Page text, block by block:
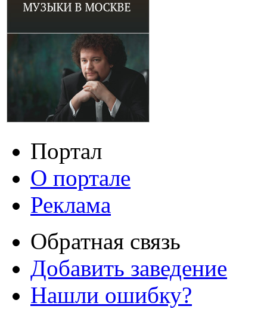
Портал
О портале
Реклама
Обратная связь
Добавить заведение
Нашли ошибку?